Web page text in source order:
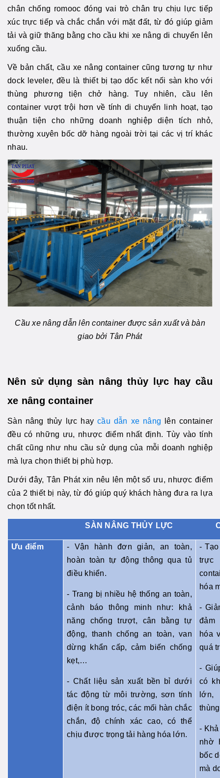
chân chống romooc đóng vai trò chân trụ chịu lực tiếp
xúc trực tiếp và chắc chắn với mặt đất, từ đó giúp giảm
tải và giữ thăng bằng cho cầu khi xe nâng di chuyển lên
xuống cầu.
Về bản chất, cầu xe nâng container cũng tương tự như
dock leveler, đều là thiết bị tạo dốc kết nối sàn kho với
thùng phương tiện chở hàng. Tuy nhiên, cầu lên
container vượt trội hơn về tính di chuyển linh hoạt, tạo
thuận tiện cho những doanh nghiệp diện tích nhỏ,
thường xuyên bốc dỡ hàng ngoài trời tại các vị trí khác
nhau.
Cầu xe nâng dẫn lên container được sản xuất và bàn
giao bởi Tân Phát
Nên sử dụng sàn nâng thủy lực hay cầu
xe nâng container
Sàn nâng thủy lực haycầu dẫn xe nâng lên container
đều có những ưu, nhược điểm nhất định. Tùy vào tính
chất cũng như nhu cầu sử dụng của mỗi doanh nghiệp
mà lựa chọn thiết bị phù hợp.
Dưới đây, Tân Phát xin nêu lên một số ưu, nhược điểm
của 2 thiết bị này, từ đó giúp quý khách hàng đưa ra lựa
chọn tốt nhất.
SÀN NÂNG THỦY LỰC
Ưu điểm
- Vận hành đơn giản, an toàn,
hoàn toàn tự động thông qua tủ
điều khiển.
- Trang bị nhiều hệ thống an toàn,
cảnh báo thông minh như: khả
năng chống trượt, cân bằng tự
động, thanh chống an toàn, van
dừng khẩn cấp, cảm biến chống
kẹt,…
- Chất liệu sản xuất bền bỉ dưới
tác động từ môi trường, sơn tính
điện ít bong tróc, các mối hàn chắc
chắn, độ chính xác cao, có thể
chịu được trọng tải hàng hóa lớn.
-
trực
hóa
-
đảm
hóa
quá
-
có
lớn,
-
nhờ
bốc
mà